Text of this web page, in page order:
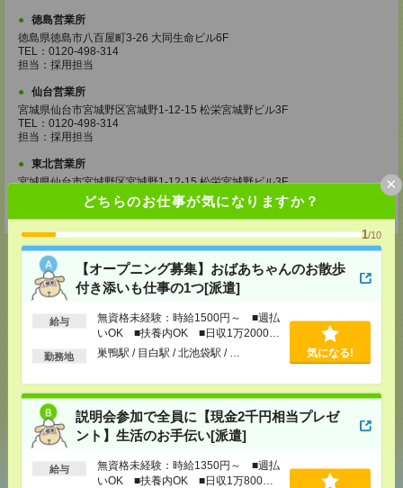
どちらのお仕事が気になりますか？
1/10
【オープニング募集】おばあちゃんのお散歩
付き添いも仕事の1つ[派遣]
給与
無資格未経験：時給1500円～ ■週払
いOK ■扶養内OK ■日収1万2000円
以上
勤務地 巣鴨駅 / 目白駅 / 北池袋駅 / … 気になる!
説明会参加で全員に【現金2千円相当プレゼ
ント】生活のお手伝い[派遣]
給与
無資格未経験：時給1350円～ ■週払
いOK ■扶養内OK ■日収1万800円
×
徳島営業所
徳島県徳島市八百屋町3-26 大同生命ビル6F
TEL：0120-498-314
担当：採用担当
仙台営業所
宮城県仙台市宮城野区宮城野1-12-15 松栄宮城野ビル3F
TEL：0120-498-314
担当：採用担当
東北営業所
宮城県仙台市宮城野区宮城野1-12-15 松栄宮城野ビル3F
TEL：0120-498-314
担当：採用担当
シェア ツイート